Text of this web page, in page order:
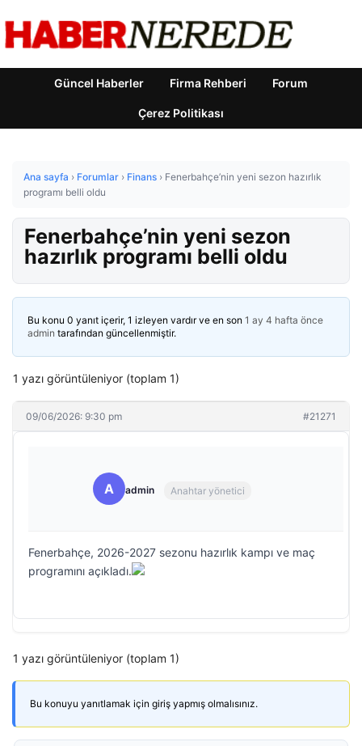
Güncel Haberler Firma Rehberi Forum
Çerez Politikası
Ana sayfa › Forumlar › Finans › Fenerbahçe’nin yeni sezon hazırlık
programı belli oldu
Fenerbahçe’nin yeni sezon
hazırlık programı belli oldu
Bu konu 0 yanıt içerir, 1 izleyen vardır ve en son 1 ay 4 hafta önce
admin tarafından güncellenmiştir.
1 yazı görüntüleniyor (toplam 1)
09/06/2026: 9:30 pm #21271
A admin Anahtar yönetici
Fenerbahçe, 2026-2027 sezonu hazırlık kampı ve maç
programını açıkladı.
1 yazı görüntüleniyor (toplam 1)
Bu konuyu yanıtlamak için giriş yapmış olmalısınız.